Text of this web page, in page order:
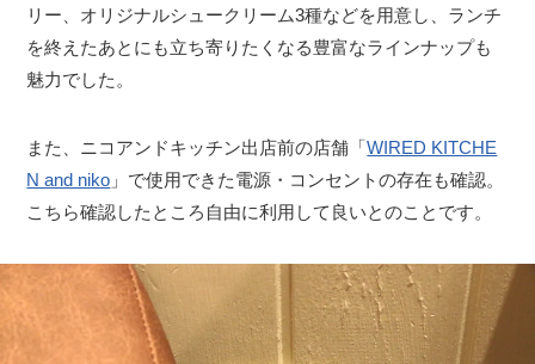
リー、オリジナルシュークリーム3種などを用意し、ランチ
を終えたあとにも立ち寄りたくなる豊富なラインナップも
魅力でした。
また、ニコアンドキッチン出店前の店舗「WIRED KITCHE
N and niko 」で使用できた電源・コンセントの存在も確認。
こちら確認したところ自由に利用して良いとのことです。